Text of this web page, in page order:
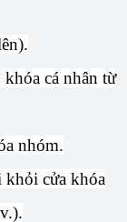
cá nhân từ
nhóm.
khỏi cửa khóa